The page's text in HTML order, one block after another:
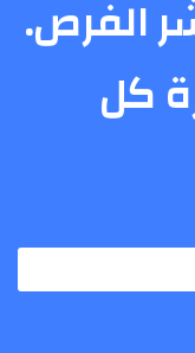
الفرص.
كل